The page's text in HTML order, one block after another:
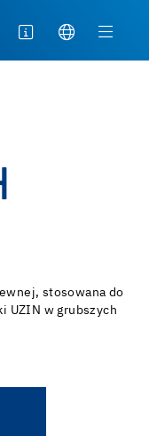
stosowana do
UZIN w grubszych